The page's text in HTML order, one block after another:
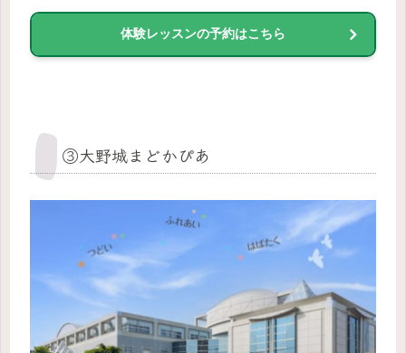
体験レッスンの予約はこちら
③大野城まどかぴあ